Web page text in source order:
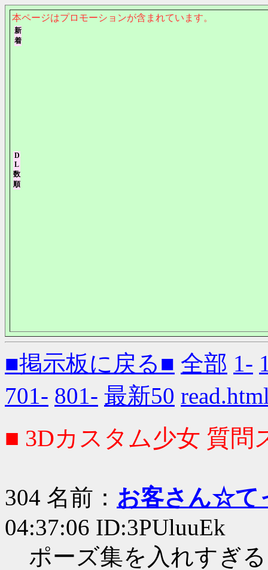
本ページはプロモーションが含まれています。
■掲示板に戻る■ 全部 1-
701- 801- 最新50
■ 3Dカスタム少女 質問
304 名前： お客さん☆て
04:37:06 ID:3PUluuEk
ポーズ集を入れすぎ